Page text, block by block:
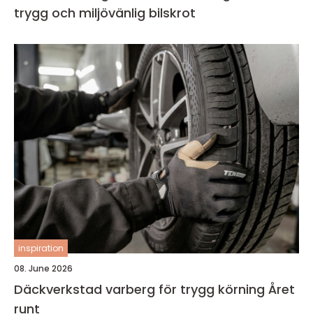
trygg och miljövänlig bilskrot
inspiration
08. June 2026
Däckverkstad varberg för trygg körning Året
runt